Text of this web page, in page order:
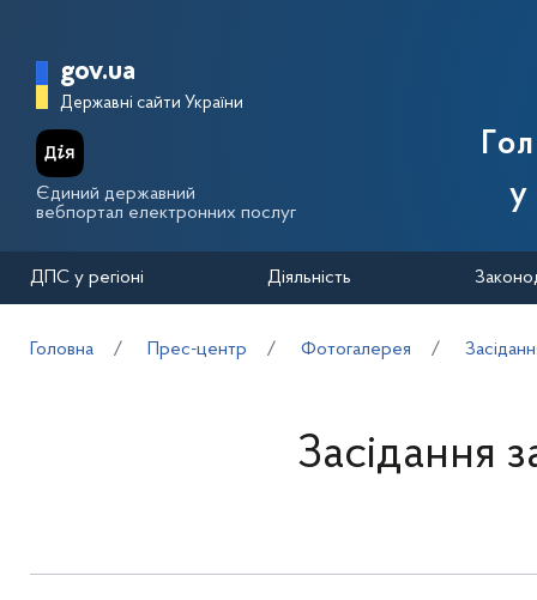
Головна сторінка Державної
gov.ua
Державні сайти України
Єдиний державний
вебпортал електронних послуг
у
ДПС у регіоні Діяльність
Головна Прес-центр Фотогалерея
Засідання